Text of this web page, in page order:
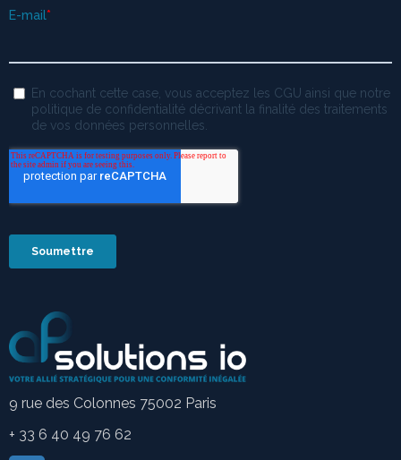
9 rue des Colonnes 75002 Paris
+ 33 6 40 49 76 62